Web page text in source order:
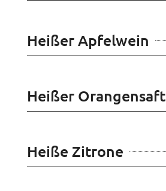
Heißer Apfelwein
Heißer Orangensaft
Heiße Zitrone